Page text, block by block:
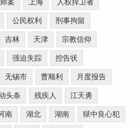
案 上海 人权捍卫者
公民权利 刑事拘留
吉林 天津 宗教信仰
强迫失踪 控告状
无锡市 曹顺利 月度报告
头条 残疾人 江天勇
南 湖北 湖南 狱中良心犯